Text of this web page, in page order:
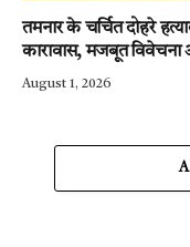
तमनार के चर्चित दोहरे
कारावास, मजबूत विवेचना
August 1, 2026